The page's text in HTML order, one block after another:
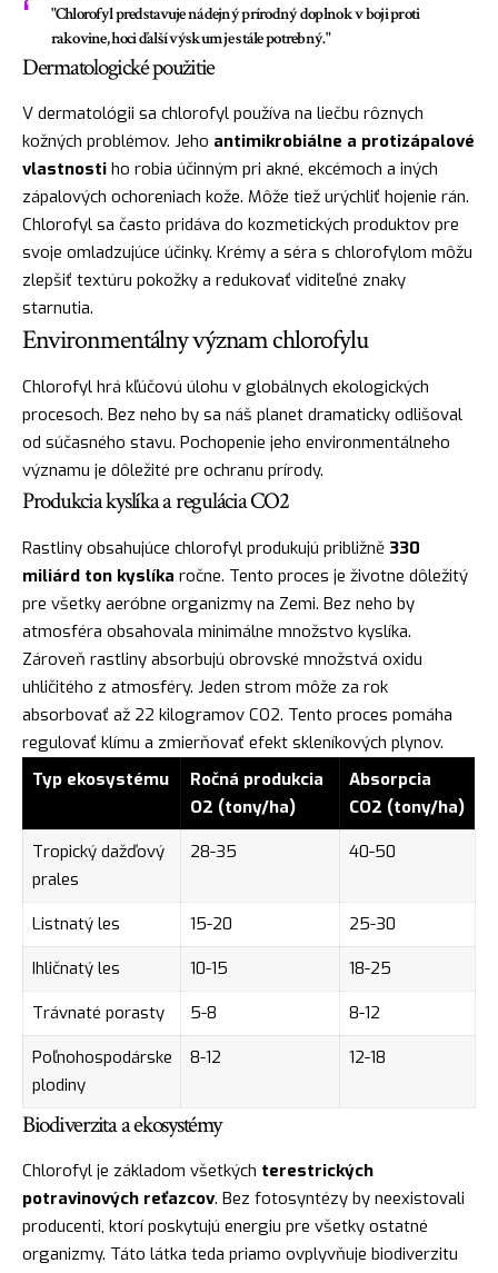
"Chlorofyl predstavuje nádejný prírodný doplnok v boji proti
rakovine, hoci ďalší výskum je stále potrebný."
Dermatologické použitie
V dermatológii sa chlorofyl používa na liečbu rôznych
kožných problémov. Jeho antimikrobiálne a protizápalové
vlastnosti ho robia účinným pri akné, ekcémoch a iných
zápalových ochoreniach kože. Môže tiež urýchliť hojenie rán.
Chlorofyl sa často pridáva do kozmetických produktov pre
svoje omladzujúce účinky. Krémy a séra s chlorofylom môžu
zlepšiť textúru pokožky a redukovať viditeľné znaky
starnutia.
Environmentálny význam chlorofylu
Chlorofyl hrá kľúčovú úlohu v globálnych ekologických
procesoch. Bez neho by sa náš planet dramaticky odlišoval
od súčasného stavu. Pochopenie jeho environmentálneho
významu je dôležité pre ochranu prírody.
Produkcia kyslíka a regulácia CO2
Rastliny obsahujúce chlorofyl produkujú približně 330
miliárd ton kyslíka ročne. Tento proces je životne dôležitý
pre všetky aeróbne organizmy na Zemi. Bez neho by
atmosféra obsahovala minimálne množstvo kyslíka.
Zároveň rastliny absorbujú obrovské množstvá oxidu
uhličitého z atmosféry. Jeden strom môže za rok
absorbovať až 22 kilogramov CO2. Tento proces pomáha
regulovať klímu a zmierňovať efekt skleníkových plynov.
Typ ekosystému
Ročná produkcia
O2 (tony/ha)
Absorpcia
CO2 (tony/ha)
Tropický dažďový
prales
28-35 40-50
Listnatý les 15-20
25-30
Ihličnatý les
10-15
18-25
Trávnaté porasty
5-8
8-12
Poľnohospodárske
plodiny
8-12 12-18
Biodiverzita a ekosystémy
Chlorofyl je základom všetkých terestrických
potravinových reťazcov. Bez fotosyntézy by neexistovali
producenti, ktorí poskytujú energiu pre všetky ostatné
organizmy. Táto látka teda priamo ovplyvňuje biodiverzitu